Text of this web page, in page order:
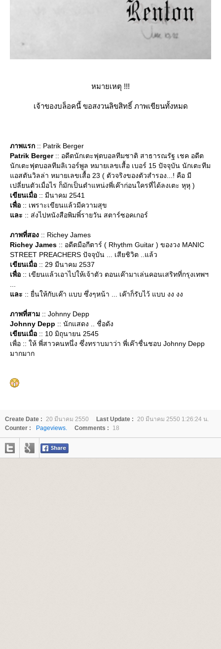
หมายเหตุ !!!
เจ้าของบล็อคนี้ ขอสงวนลิขสิทธิ์ ภาพเขียนทั้งหมด
ภาพแรก :: Patrik Berger
Patrik Berger :: อดีตนักเตะฟุตบอลทีมชาติ สาธารณรัฐ เชค อดีต
นักเตะฟุตบอลทีมลิเวอร์พูล หมายเลขเสื้อ เบอร์ 15 ปัจจุบัน นักเตะทีม
อสตันวิลล่า หมายเลขเสื้อ 23 ( ตัวจริงของตัวสำรอง...! คือ มี
เปลี่ยนตัวเมื่อไร ก็มักเป็นตำแหน่งพี่เค๊าก่อนใครที่ได้ลงเตะ หุหุ )
เขียนเมื่อ :: มีนาคม 2541
เพื่อ :: เพราะเขียนแล้วมีความสุข
ละ :: ส่งไปหนังสือพิมพิ์รายวัน สตาร์ซอคเกอร์
ภาพที่สอง :: Richey James
Richey James :: อดีตมือกีตาร์ ( Rhythm Guitar ) ของวง MANIC
STREET PREACHERS ปัจจุบัน ... เสียชิวิต ..แล้ว
เขียนเมื่อ :: 29 มีนาคม 2537
เพื่อ :: เขียนแล้วเอาไปให้เจ้าตัว ตอนเค๊ามาเล่นคอนเสริทที่กรุงเทพฯ
ละ :: ยื่นให้กับเค๊า แบบ ซึ่งๆหน้า ... เค๊าก็รับไว้ แบบ งง งง
ภาพที่สาม :: Johnny Depp
Johnny Depp :: นักแสดง .. ชื่อดัง
เขียนเมื่อ :: 10 มิถุนายน 2545
เพื่อ :: ให้ พี่สาวคนหนึ่ง ซึ่งทราบมาว่า พี่เค๊าชื่นชอบ Johnny Depp
มากมาก
Create Date : 20 มีนาคม 2550 Last Update : 20 มีนาคม 2550 1:26:24 น.
Counter :
Pageviews. Comments : 18